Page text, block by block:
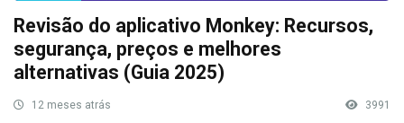
Revisão do aplicativo Monkey: Recursos,
segurança, preços e melhores
alternativas (Guia 2025)
12 meses atrás 3991